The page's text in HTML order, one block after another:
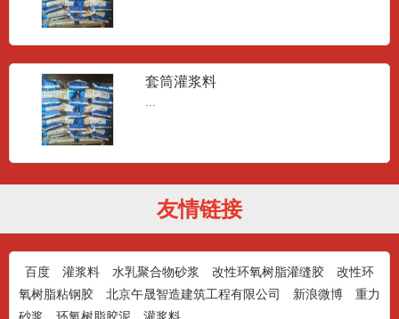
套筒灌浆料
套筒灌浆料
友情链接
百度 灌浆料 水乳聚合物砂浆 改性环氧树脂灌缝胶
改性环
氧树脂粘钢胶
北京午晟智造建筑工程有限公司 新浪微博
重力